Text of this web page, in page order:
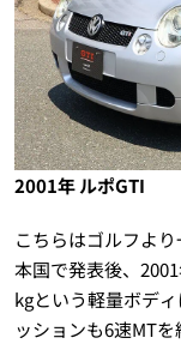
2001年 ルポGTI
こちらはゴルフよ
本国で発表後、
kgという軽量ボデ
ッションも6速MTを